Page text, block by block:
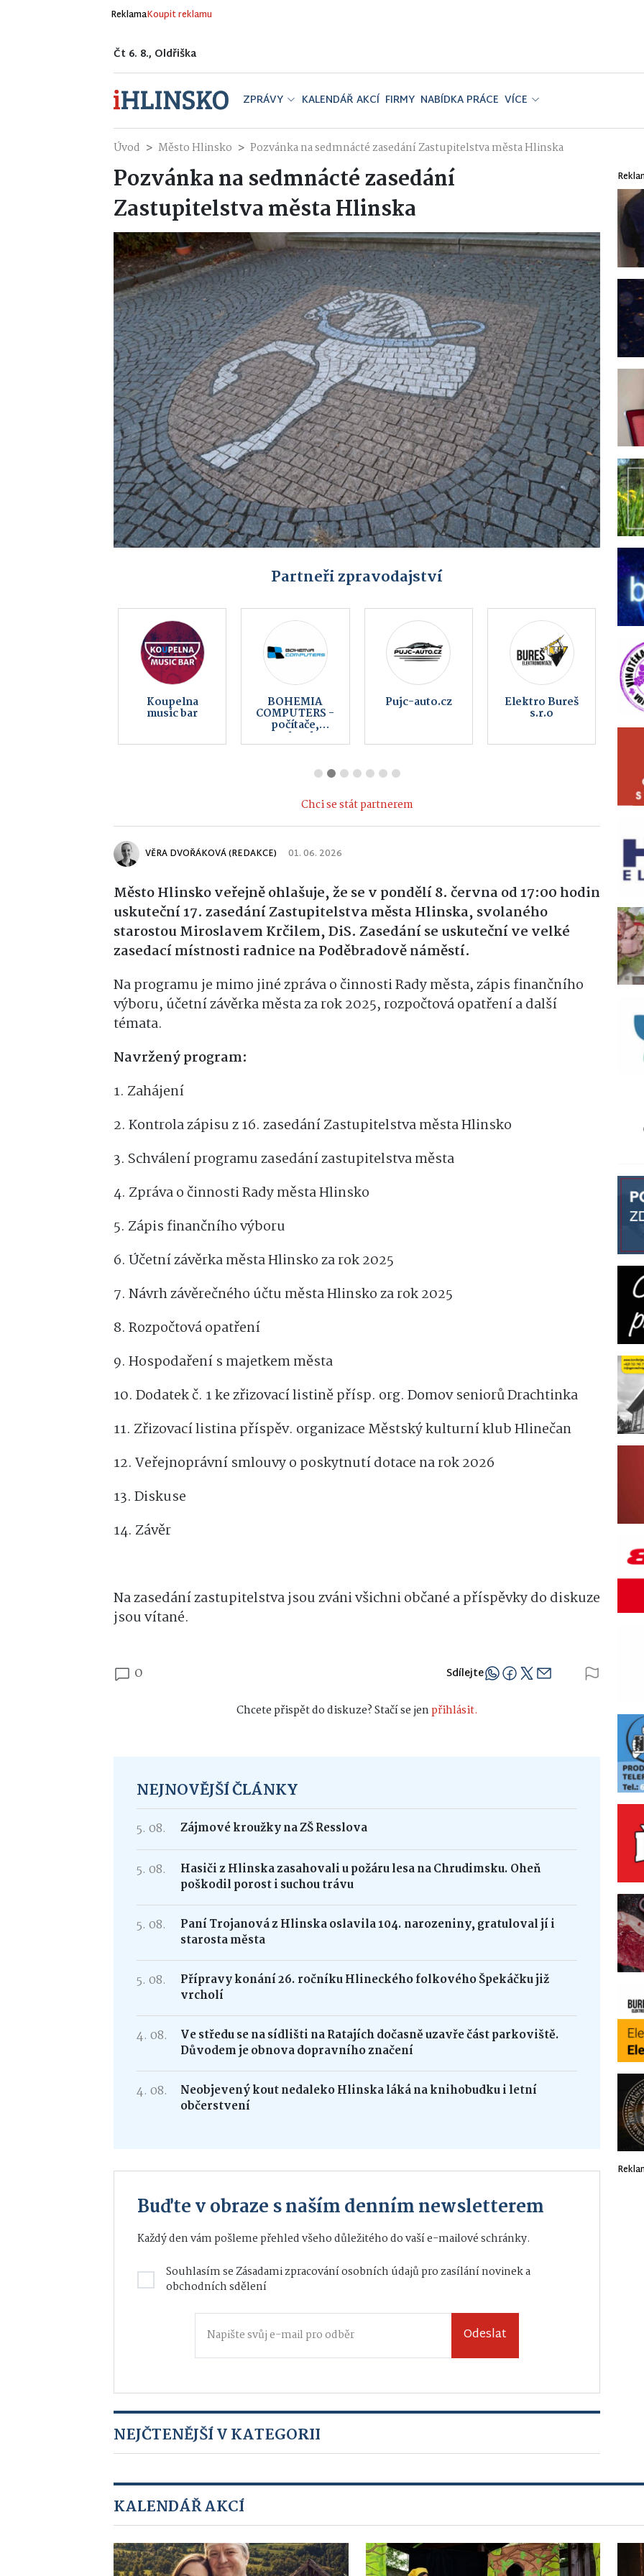
ReklamaKoupit reklamu
Čt 6. 8., Oldřiška
ZPRÁVY KALENDÁŘ AKCÍ FIRMY NABÍDKA PRÁCE VÍCE
Úvod Město Hlinsko Pozvánka na sedmnácté zasedání Zastupitelstva města Hlinska
Pozvánka na sedmnácté zasedání
Zastupitelstva města Hlinska
Partneři zpravodajství
Koupelna
music bar
BOHEMIA
COMPUTERS -
počítače,
notebooky,
telefony,
Pujc-auto.cz Elektro Bureš
s.r.o
Chci se stát partnerem
VĚRA DVOŘÁKOVÁ (REDAKCE) 01. 06. 2026
Město Hlinsko veřejně ohlašuje, že se v pondělí 8. června od 17:00 hodin
uskuteční 17. zasedání Zastupitelstva města Hlinska, svolaného
starostou Miroslavem Krčilem, DiS. Zasedání se uskuteční ve velké
zasedací místnosti radnice na Poděbradově náměstí.
Na programu je mimo jiné zpráva o činnosti Rady města, zápis finančního
výboru, účetní závěrka města za rok 2025, rozpočtová opatření a další
témata.
Navržený program:
1. Zahájení
2. Kontrola zápisu z 16. zasedání Zastupitelstva města Hlinsko
3. Schválení programu zasedání zastupitelstva města
4. Zpráva o činnosti Rady města Hlinsko
5. Zápis finančního výboru
6. Účetní závěrka města Hlinsko za rok 2025
7. Návrh závěrečného účtu města Hlinsko za rok 2025
8. Rozpočtová opatření
9. Hospodaření s majetkem města
10. Dodatek č. 1 ke zřizovací listině přísp. org. Domov seniorů Drachtinka
11. Zřizovací listina příspěv. organizace Městský kulturní klub Hlinečan
12. Veřejnoprávní smlouvy o poskytnutí dotace na rok 2026
13. Diskuse
14. Závěr
Na zasedání zastupitelstva jsou zváni všichni občané a příspěvky do diskuze
jsou vítané.
0 Sdílejte
Chcete přispět do diskuze? Stačí se jenpřihlásit.
NEJNOVĚJŠÍ ČLÁNKY
5. 08. Zájmové kroužky na ZŠ Resslova
5. 08.
Hasiči z Hlinska zasahovali u požáru lesa na Chrudimsku. Oheň
poškodil porost i suchou trávu
5. 08.
Paní Trojanová z Hlinska oslavila 104. narozeniny, gratuloval jí i
starosta města
5. 08.
Přípravy konání 26. ročníku Hlineckého folkového Špekáčku již
vrcholí
4. 08.
Ve středu se na sídlišti na Ratajích dočasně uzavře část parkoviště.
Důvodem je obnova dopravního značení
4. 08.
Neobjevený kout nedaleko Hlinska láká na knihobudku i letní
občerstvení
Buďte v obraze s naším denním newsletterem
Každý den vám pošleme přehled všeho důležitého do vaší e-mailové schránky.
Souhlasím seZásadami zpracování osobních údajůpro zasílání novinek a
obchodních sdělení
Odeslat
NEJČTENĚJŠÍ V KATEGORII
KALENDÁŘ AKCÍ
Přihlásit odběr